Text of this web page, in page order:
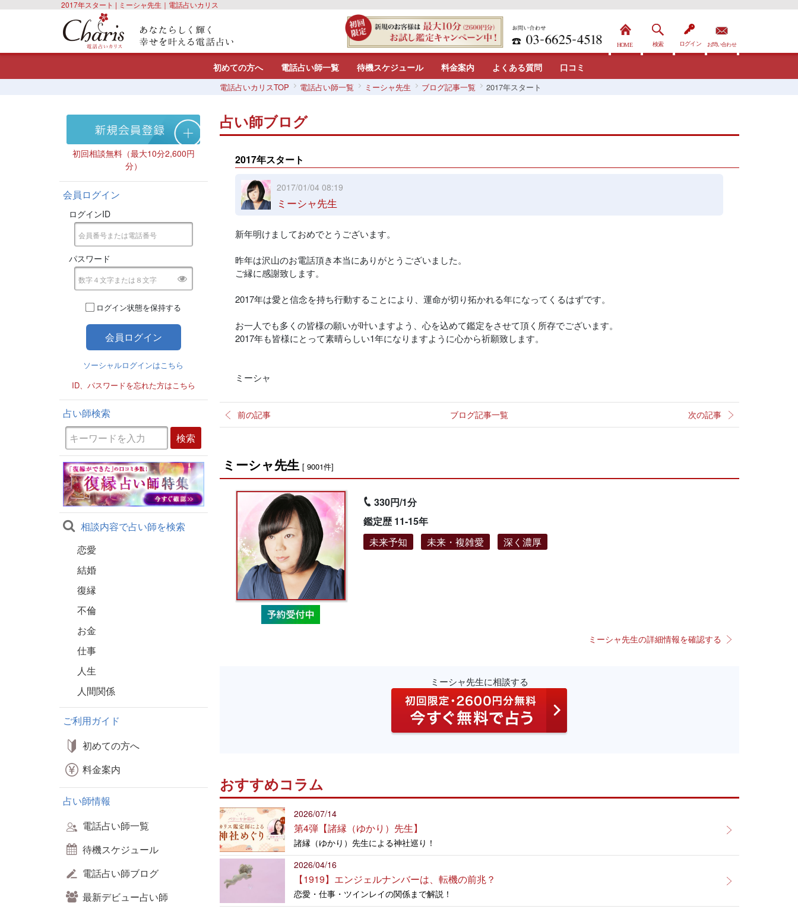
2017年スタート | ミーシャ先生｜電話占いカリス
初めての方へ 電話占い師一覧 待機スケジュール 料金案内 よくある質問 口コミ
電話占いカリスTOP 電話占い師一覧 ミーシャ先生 ブログ記事一覧 2017年スタート
初回相談無料（最大10分2,600円
分）
会員ログイン
ログインID
パスワード
ログイン状態を保持する
ソーシャルログインはこちら
ID、パスワードを忘れた方はこちら
占い師検索
相談内容で占い師を検索
恋愛
結婚
復縁
不倫
お金
仕事
人生
人間関係
ご利用ガイド
初めての方へ
料金案内
占い師情報
電話占い師一覧
待機スケジュール
電話占い師ブログ
最新デビュー占い師
占い師ブログ
2017年スタート
2017/01/04 08:19
ミーシャ先生
新年明けましておめでとうございます。
昨年は沢山のお電話頂き本当にありがとうございました。
ご縁に感謝致します。
2017年は愛と信念を持ち行動することにより、運命が切り拓かれる年になってくるはずです。
お一人でも多くの皆様の願いが叶いますよう、心を込めて鑑定をさせて頂く所存でございます。
2017年も皆様にとって素晴らしい1年になりますように心から祈願致します。
ミーシャ
前の記事 ブログ記事一覧 次の記事
ミーシャ先生 [ 9001件]
330円/1分
鑑定歴 11-15年
未来予知
未来・複雑愛 深く濃厚
ミーシャ先生の詳細情報を確認する
ミーシャ先生に相談する
おすすめコラム
2026/07/14
第4弾【諸縁（ゆかり）先生】
諸縁（ゆかり）先生による神社巡り！
2026/04/16
【1919】エンジェルナンバーは、転機の前兆？
恋愛・仕事・ツインレイの関係まで解説！